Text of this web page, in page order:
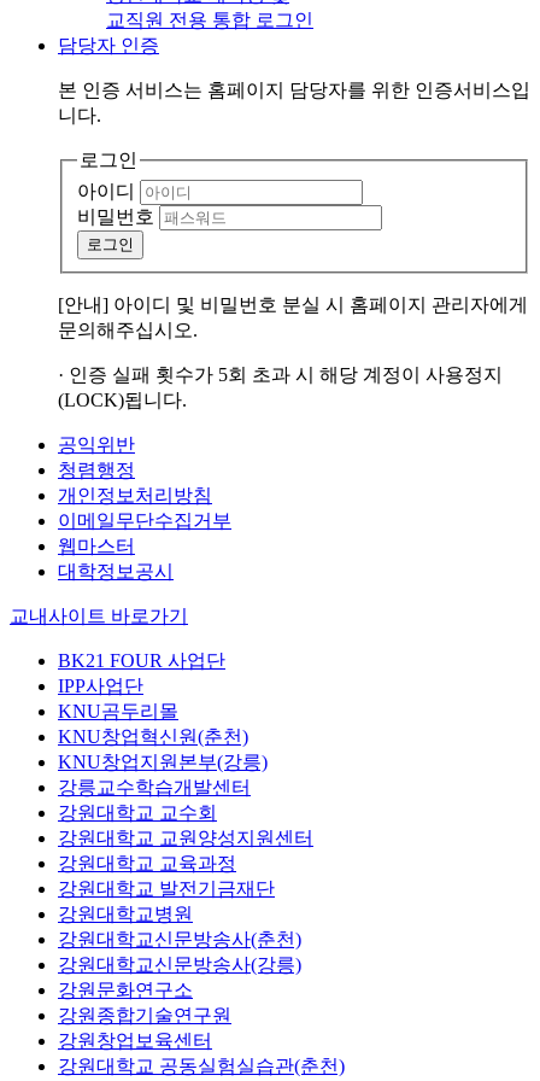
교직원 전용 통합 로그인
담당자 인증
본 인증 서비스는 홈페이지 담당자를 위한 인증서비스입
니다.
로그인
아이디
비밀번호
로그인
[안내] 아이디 및 비밀번호 분실 시 홈페이지 관리자에게
문의해주십시오.
· 인증 실패 횟수가 5회 초과 시 해당 계정이 사용정지
(LOCK)됩니다.
공익위반
청렴행정
개인정보처리방침
이메일무단수집거부
웹마스터
대학정보공시
교내사이트 바로가기
BK21 FOUR 사업단
IPP사업단
KNU곰두리몰
KNU창업혁신원(춘천)
KNU창업지원본부(강릉)
강릉교수학습개발센터
강원대학교 교수회
강원대학교 교원양성지원센터
강원대학교 교육과정
강원대학교 발전기금재단
강원대학교병원
강원대학교신문방송사(춘천)
강원대학교신문방송사(강릉)
강원문화연구소
강원종합기술연구원
강원창업보육센터
강원대학교 공동실험실습관(춘천)